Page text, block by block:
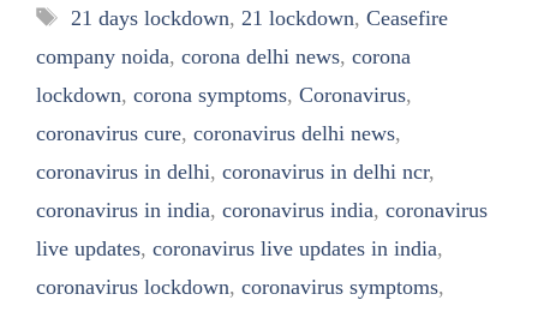
Tags
21 days lockdown, 21 lockdown, Ceasefire
company noida, corona delhi news, corona
lockdown, corona symptoms, Coronavirus,
coronavirus cure, coronavirus delhi news,
coronavirus in delhi, coronavirus in delhi ncr,
coronavirus in india, coronavirus india, coronavirus
live updates, coronavirus live updates in india,
coronavirus lockdown, coronavirus symptoms,